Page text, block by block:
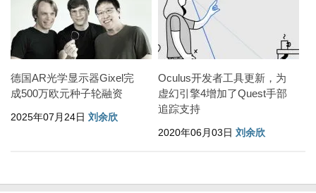
德国AR光学显示器Gixel完
成500万欧元种子轮融资
2025年07月24日 刘余欣
Oculus开发者工具更新，为
虚幻引擎4增加了Quest手部
追踪支持
2020年06月03日 刘余欣